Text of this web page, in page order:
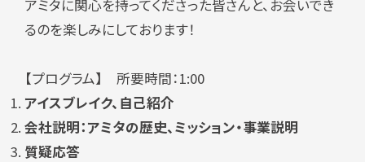
アミタに関心を持ってくださった皆さんと、お会いでき
るのを楽しみにしております！
【プログラム】 所要時間：1:00
アイスブレイク、自己紹介
会社説明：アミタの歴史、ミッション・事業説明
質疑応答